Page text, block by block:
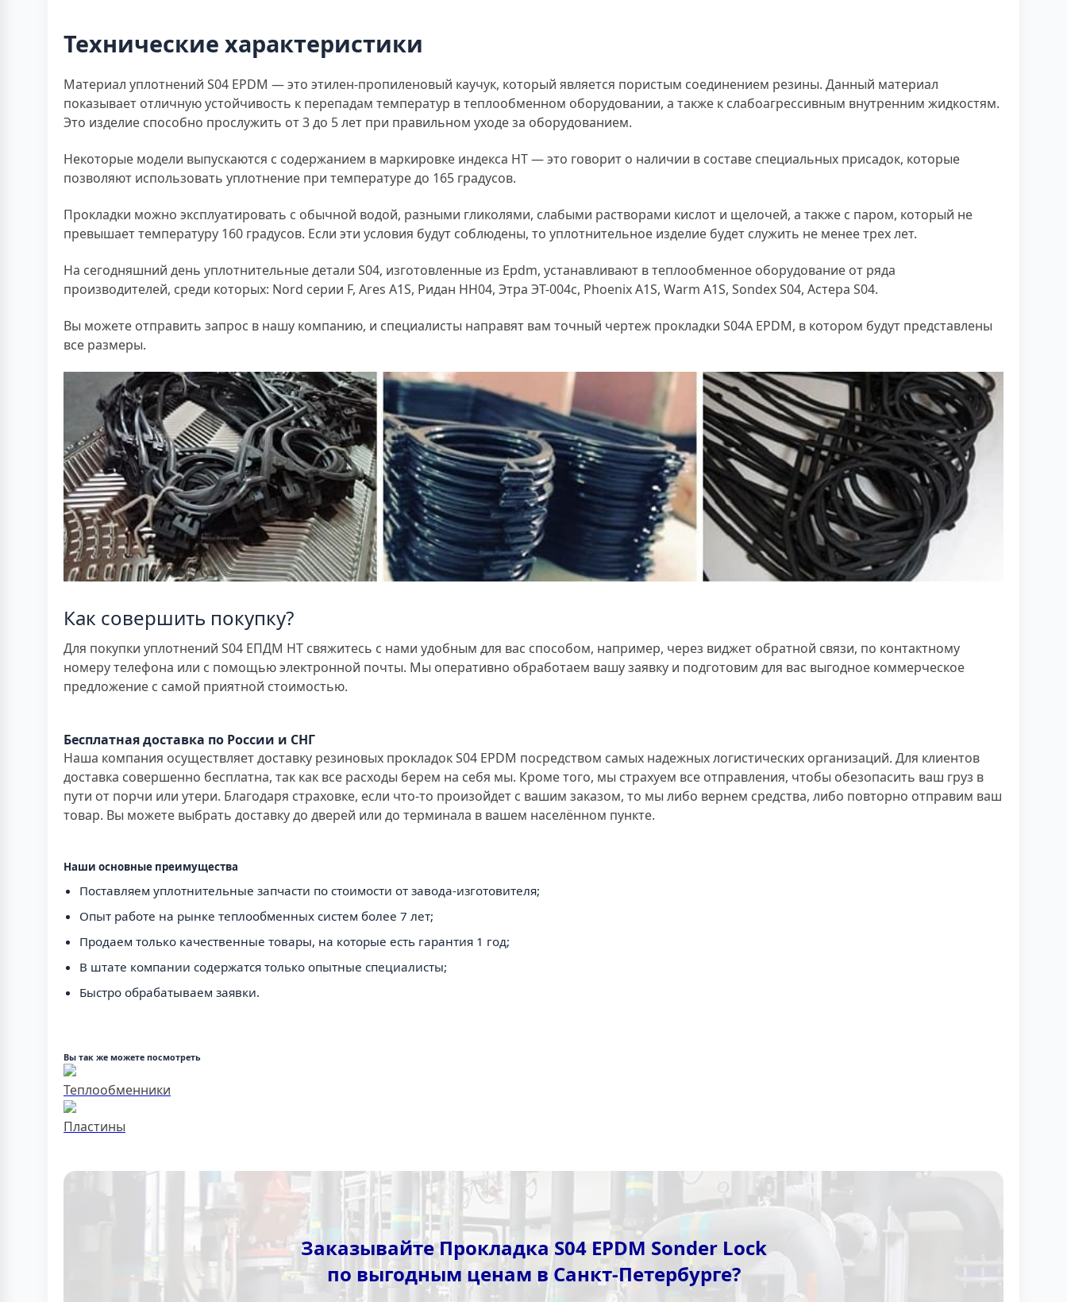
Технические характеристики
Материал уплотнений S04 EPDM — это этилен-пропиленовый каучук, который является пористым соединением резины. Данный материал
показывает отличную устойчивость к перепадам температур в теплообменном оборудовании, а также к слабоагрессивным внутренним жидкостям.
Это изделие способно прослужить от 3 до 5 лет при правильном уходе за оборудованием.
Некоторые модели выпускаются с содержанием в маркировке индекса HT — это говорит о наличии в составе специальных присадок, которые
позволяют использовать уплотнение при температуре до 165 градусов.
Прокладки можно эксплуатировать с обычной водой, разными гликолями, слабыми растворами кислот и щелочей, а также с паром, который не
превышает температуру 160 градусов. Если эти условия будут соблюдены, то уплотнительное изделие будет служить не менее трех лет.
На сегодняшний день уплотнительные детали S04, изготовленные из Epdm, устанавливают в теплообменное оборудование от ряда
производителей, среди которых: Nord серии F, Ares A1S, Ридан НН04, Этра ЭТ-004с, Phoenix A1S, Warm A1S, Sondex S04, Астера S04.
Вы можете отправить запрос в нашу компанию, и специалисты направят вам точный чертеж прокладки S04A EPDM, в котором будут представлены
все размеры.
Как совершить покупку?
Для покупки уплотнений S04 ЕПДМ HT свяжитесь с нами удобным для вас способом, например, через виджет обратной связи, по контактному
номеру телефона или с помощью электронной почты. Мы оперативно обработаем вашу заявку и подготовим для вас выгодное коммерческое
предложение с самой приятной стоимостью.
Бесплатная доставка по России и СНГ
Наша компания осуществляет доставку резиновых прокладок S04 EPDM посредством самых надежных логистических организаций. Для клиентов
доставка совершенно бесплатна, так как все расходы берем на себя мы. Кроме того, мы страхуем все отправления, чтобы обезопасить ваш груз в
пути от порчи или утери. Благодаря страховке, если что-то произойдет с вашим заказом, то мы либо вернем средства, либо повторно отправим ваш
товар. Вы можете выбрать доставку до дверей или до терминала в вашем населённом пункте.
Наши основные преимущества
Поставляем уплотнительные запчасти по стоимости от завода-изготовителя;
Опыт работе на рынке теплообменных систем более 7 лет;
Продаем только качественные товары, на которые есть гарантия 1 год;
В штате компании содержатся только опытные специалисты;
Быстро обрабатываем заявки.
Вы так же можете посмотреть
Теплообменники
Пластины
Заказывайте Прокладка S04 EPDM Sonder Lock
по выгодным ценам в Санкт-Петербурге?